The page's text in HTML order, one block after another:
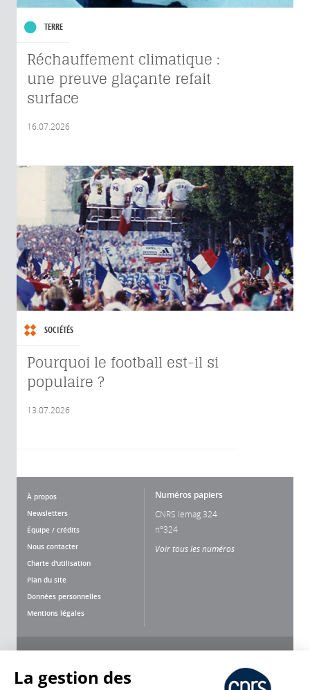
TERRE
Réchauffement climatique :
une preuve glaçante refait
surface
16.07.2026
SOCIÉTÉS
Pourquoi le football est-il si
populaire ?
13.07.2026
À propos
Newsletters
Équipe / crédits
Nous contacter
Charte d'utilisation
Plan du site
Données personnelles
Mentions légales
Numéros papiers
CNRS lemag 324
n°324
Voir tous les numéros
La gestion des